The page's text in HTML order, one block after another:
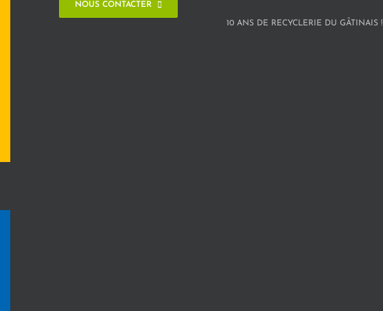
NOUS CONTACTER
10 ANS DE RECYCLERIE DU GÂTINAIS !